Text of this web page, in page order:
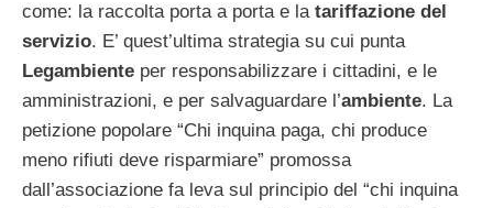
come: la raccolta porta a porta e la tariffazione del
servizio. E’ quest’ultima strategia su cui punta
Legambiente per responsabilizzare i cittadini, e le
amministrazioni, e per salvaguardare l’ambiente. La
petizione popolare “Chi inquina paga, chi produce
meno rifiuti deve risparmiare” promossa
dall’associazione fa leva sul principio del “chi inquina